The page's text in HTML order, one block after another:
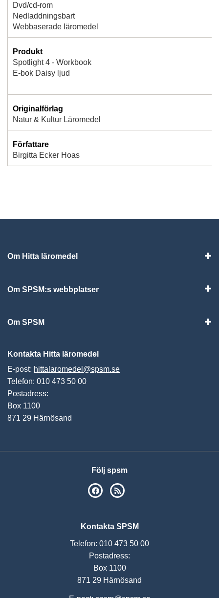
Dvd/cd-rom
Nedladdningsbart
Webbaserade läromedel
Produkt
Spotlight 4 - Workbook
E-bok Daisy ljud
Originalförlag
Natur & Kultur Läromedel
Författare
Birgitta Ecker Hoas
Om Hitta läromedel
Om SPSM:s webbplatser
Om SPSM
Kontakta Hitta läromedel
E-post: hittalaromedel@spsm.se
Telefon: 010 473 50 00
Postadress:
Box 1100
871 29 Härnösand
Följ spsm
SPSM på Facebook
Kontakta SPSM
Telefon: 010 473 50 00
Postadress:
Box 1100
871 29 Härnösand